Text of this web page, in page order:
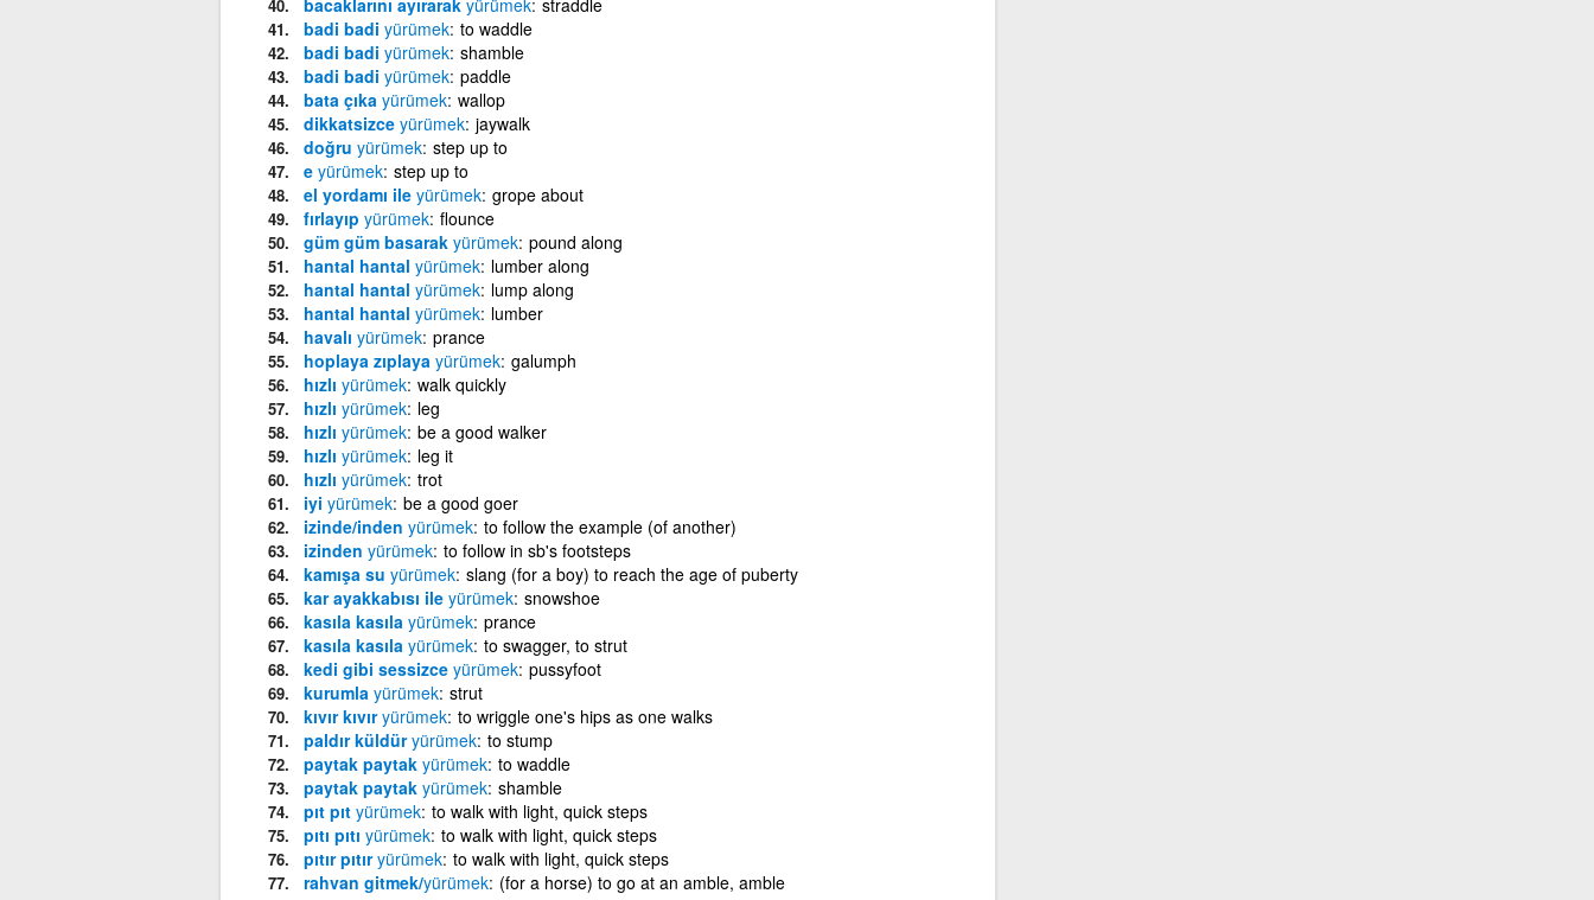
badi badi yürümek to waddle
badi badi yürümek shamble
badi badi yürümek paddle
bata çıka yürümek wallop
dikkatsizce yürümek jaywalk
doğru yürümek step up to
e yürümek step up to
el yordamı ile yürümek grope about
fırlayıp yürümek flounce
güm güm basarak yürümek pound along
hantal hantal yürümek lumber along
hantal hantal yürümek lump along
hantal hantal yürümek lumber
havalı yürümek prance
hoplaya zıplaya yürümek galumph
hızlı yürümek walk quickly
hızlı yürümek leg
hızlı yürümek be a good walker
hızlı yürümek leg it
hızlı yürümek trot
iyi yürümek be a good goer
izinde/inden yürümek to follow the example (of another)
izinden yürümek to follow in sb's footsteps
kamışa su yürümek slang (for a boy) to reach the age of puberty
kar ayakkabısı ile yürümek snowshoe
kasıla kasıla yürümek prance
kasıla kasıla yürümek to swagger, to strut
kedi gibi sessizce yürümek pussyfoot
kurumla yürümek strut
kıvır kıvıryürümek to wriggle one's hips as one walks
paldır küldüryürümek to stump
paytak paytak yürümek to waddle
paytak paytak yürümek shamble
pıt pıt yürümek to walk with light, quick steps
pıtı pıtı yürümek to walk with light, quick steps
pıtır pıtıryürümek to walk with light, quick steps
rahvan gitmek/yürümek (for a horse) to go at an amble, amble